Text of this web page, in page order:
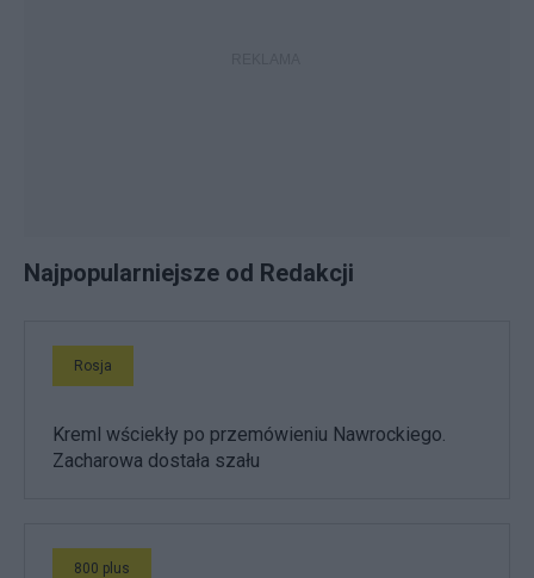
Najpopularniejsze od Redakcji
Rosja
Kreml wściekły po przemówieniu Nawrockiego.
Zacharowa dostała szału
800 plus